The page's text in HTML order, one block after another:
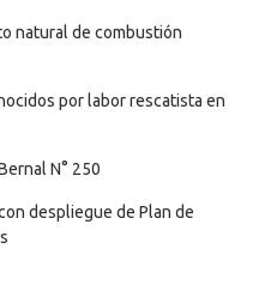
natural de combustión
por labor rescatista en
N° 250
despliegue de Plan de